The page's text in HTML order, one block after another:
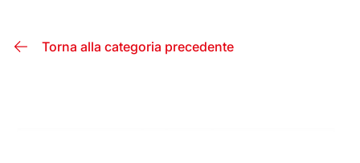
Torna alla categoria precedente